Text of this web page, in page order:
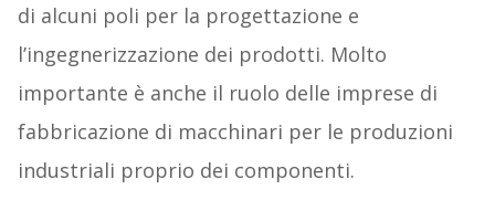
di alcuni poli per la progettazione e
l’ingegnerizzazione dei prodotti. Molto
importante è anche il ruolo delle imprese di
fabbricazione di macchinari per le produzioni
industriali proprio dei componenti.